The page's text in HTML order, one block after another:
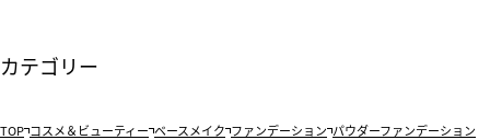
カテゴリー
TOP コスメ＆ビューティー ベースメイク ファンデーション パウダーファンデーション